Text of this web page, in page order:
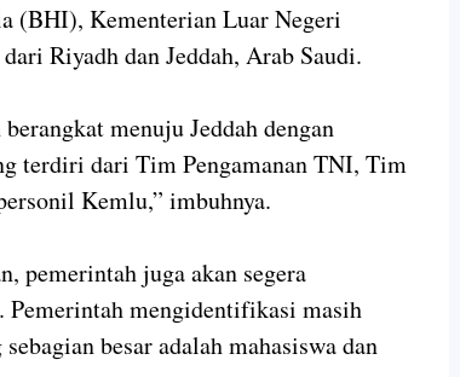
(BHI), Kementerian Luar Negeri
Riyadh dan Jeddah, Arab Saudi.
menuju Jeddah dengan
terdiri dari Tim Pengamanan TNI, Tim
Kemlu,” imbuhnya.
pemerintah juga akan segera
Pemerintah mengidentifikasi masih
besar adalah mahasiswa dan